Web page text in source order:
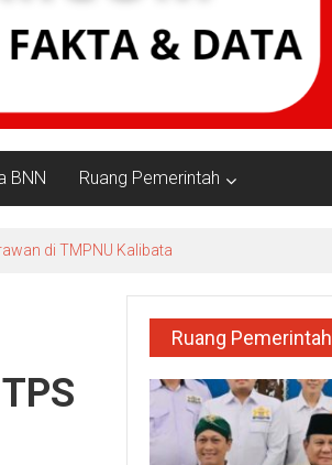
BNN Ruang Pemerintah
di TMPNU Kalibata
Ruang Pemerintah